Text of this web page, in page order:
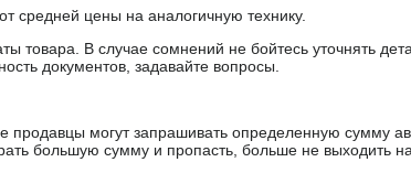
средней цены на аналогичную технику.
товара. В случае сомнений не бойтесь уточнять
документов, задавайте вопросы.
могут запрашивать определенную сумму
большую сумму и пропасть, больше не выходить на